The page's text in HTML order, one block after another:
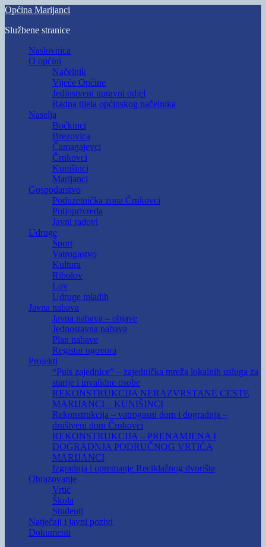
Skip
main
Općina Marijanci
Službene stranice
Toggle
mobile
Naslovnica
O općini
Načelnik
Vijeće Općine
Jedinstveni upravni odjel
Radna tijela općinskog načelnika
Naselja
Bočkinci
Brezovica
Čamagajevci
Črnkovci
Kunišinci
Marijanci
Gospodarstvo
Poduzetnička zona Črnkovci
Poljoprivreda
Javni radovi
Udruge
Šport
Vatrogastvo
Kultura
Ribolov
Lov
Udruge mladih
Javna nabava
Javna nabava – objave
Jednostavna nabava
Plan nabave
Registar ugovora
Projekti
“Puls zajednice” – zajednička mreža lokalnih usluga za
starije i invalidne osobe
REKONSTRUKCIJA NERAZVRSTANE CESTE
MARIJANCI – KUNIŠINCI
Rekonstrukcija – vatrogasni dom i dogradnja –
društveni dom Črnkovci
REKONSTRUKCIJA – PRENAMJENA I
DOGRADNJA PODRUČNOG VRTIĆA
MARIJANCI
Izgradnja i opremanje Reciklažnog dvorišta
Obrazovanje
Vrtić
Škola
Studenti
Natječaji i javni pozivi
Dokumenti